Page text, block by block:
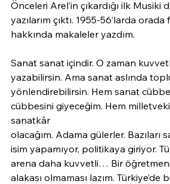
Önceleri Arel’in çıkardığı ilk Musiki
yazılarım çıktı. 1955-56’larda
hakkında makaleler yazdım.
Sanat sanat içindir. O zaman
yazabilirsin. Ama sanat aslında
yönlendirebilirsin. Hem sanat
cübbesini giyeceğim. Hem
sanatkâr
olacağım. Adama gülerler. Bazıları
isim yapamıyor, politikaya giriyor.
arena daha kuvvetli… Bir
alakası olmaması lazım. Türkiye’de